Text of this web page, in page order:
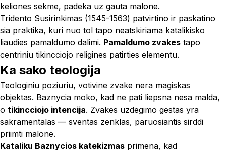
keliones sekme, padeka uz gauta malone.
Tridento Susirinkimas (1545-1563) patvirtino ir paskatino
sia praktika, kuri nuo tol tapo neatskiriama katalikisko
liaudies pamaldumo dalimi. Pamaldumo zvakes tapo
centriniu tikincciojo religines patirties elementu.
Ka sako teologija
Teologiniu poziuriu, votivine zvake nera magiskas
objektas. Baznycia moko, kad ne pati liepsna nesa malda,
o tikincciojo intencija. Zvakes uzdegimo gestas yra
sakramentalas — sventas zenklas, paruosiantis sirddi
priimti malone.
Kataliku Baznycios katekizmas primena, kad